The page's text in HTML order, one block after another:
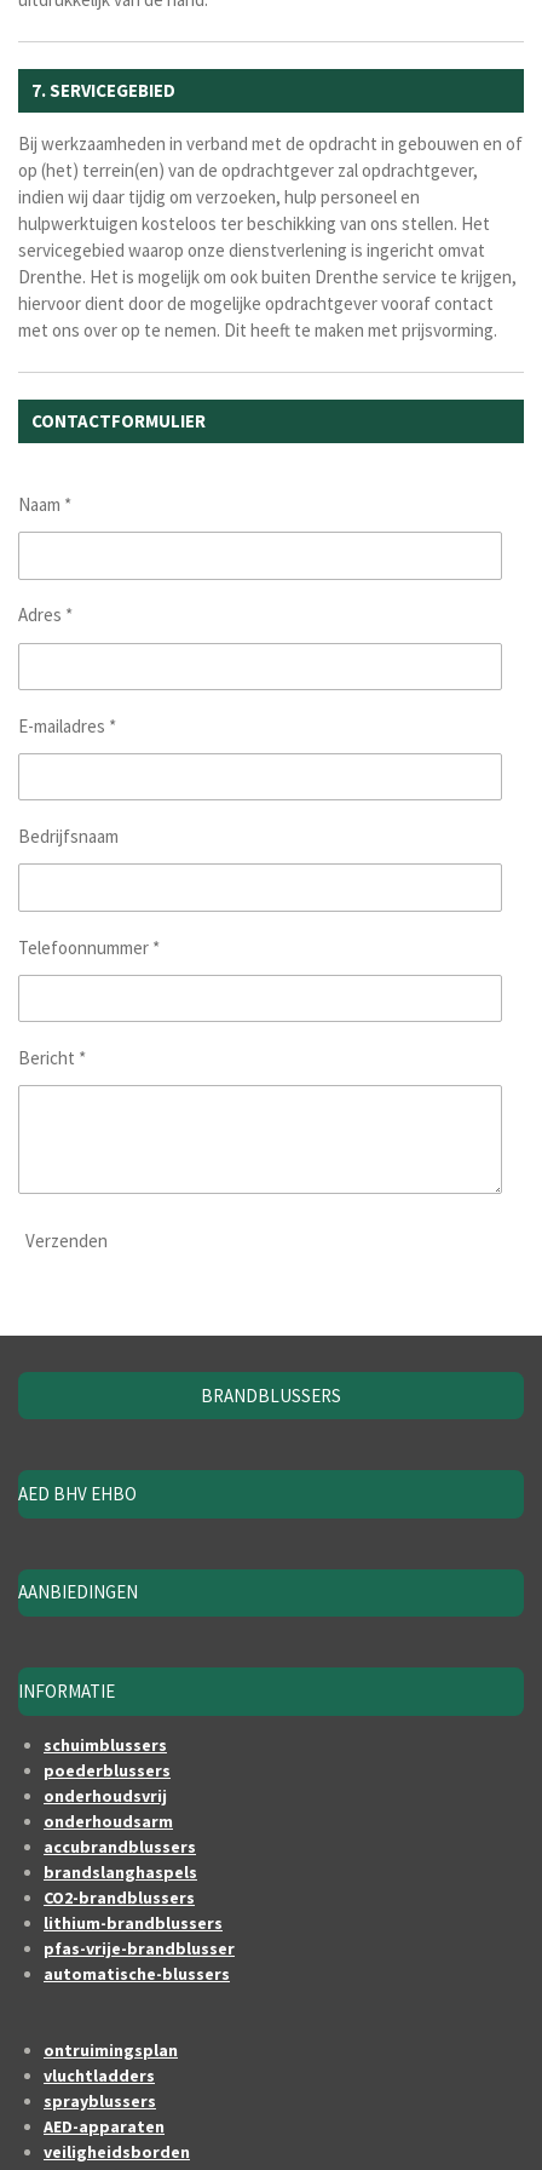
7. SERVICEGEBIED
Bij werkzaamheden in verband met de opdracht in gebouwen en of
op (het) terrein(en) van de opdrachtgever zal opdrachtgever,
indien wij daar tijdig om verzoeken, hulp personeel en
hulpwerktuigen kosteloos ter beschikking van ons stellen. Het
servicegebied waarop onze dienstverlening is ingericht omvat
Drenthe. Het is mogelijk om ook buiten Drenthe service te krijgen,
hiervoor dient door de mogelijke opdrachtgever vooraf contact
met ons over op te nemen. Dit heeft te maken met prijsvorming.
CONTACTFORMULIER
Naam *
Adres *
E-mailadres *
Bedrijfsnaam
Telefoonnummer *
Bericht *
Verzenden
BRANDBLUSSERS
AED BHV EHBO
AANBIEDINGEN
INFORMATIE
schuimblussers
poederblussers
onderhoudsvrij
onderhoudsarm
accubrandblussers
brandslanghaspels
CO2-brandblussers
lithium-brandblussers
pfas-vrije-brandblusser
automatische-blussers
ontruimingsplan
vluchtladders
sprayblussers
AED-apparaten
veiligheidsborden